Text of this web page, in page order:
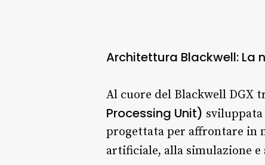
Architettura Blackwell:
Al cuore del Blackwell DGX
Processing Unit)
progettata per affrontare in
artificiale, alla simulazione e